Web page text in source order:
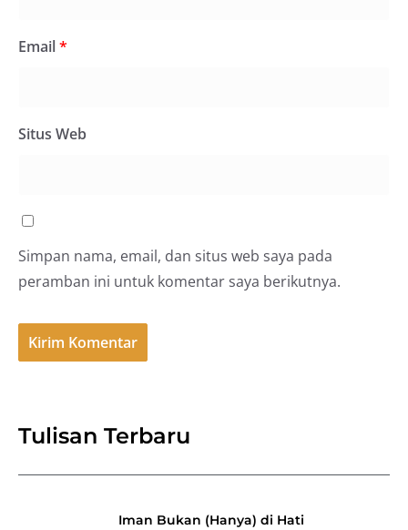
Email*
Situs Web
Simpan nama, email, dan situs web saya pada
peramban ini untuk komentar saya berikutnya.
Tulisan Terbaru
Iman Bukan (Hanya) di Hati